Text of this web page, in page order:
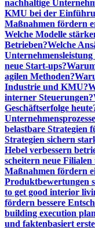
nachhaltige
KMU bei der
Maßnahmen fördern
Welche Modelle
Betrieben?Welche
Unternehmensleistung
neue Start-ups?
agilen Methoden?
Industrie und KMU?
interner Steuerungen?
Geschäftserfolge
belastbare Strategien
Strategien sichern
Hebel verbessern
scheitern neue
Maßnahmen fördern
Produktbewertungen
to get good interior
fördern bessere
building execution
und faktenbasiert